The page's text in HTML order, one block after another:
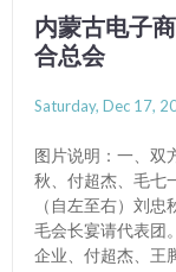
内蒙古电子
合总会
Saturday, Dec 17,
图片说明：一、双
秋、付超杰、毛七
（自左至右）刘
毛会长宴请代表团
企业、付超杰、王